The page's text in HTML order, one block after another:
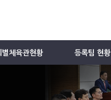
별체육관현황 등록팀 현황